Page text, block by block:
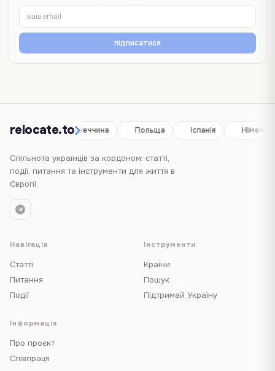
підписатися
relocate.to
Іспанія Німеччина Польща Іспанія
Спільнота українців за кордоном: статті,
події, питання та інструменти для життя в
Європі.
Навігація
Статті
Питання
Події
Інструменти
Країни
Пошук
Підтримай Україну
Інформація
Про проєкт
Співпраця